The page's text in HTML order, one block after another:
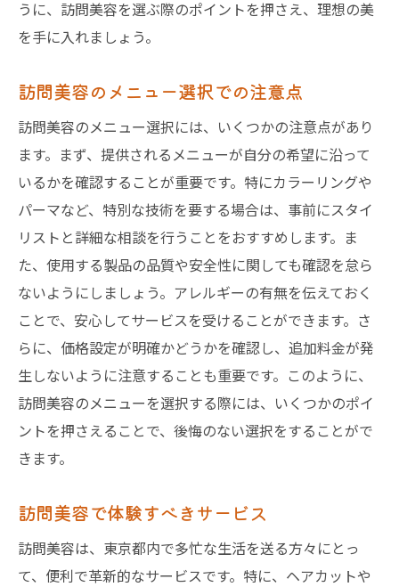
うに、訪問美容を選ぶ際のポイントを押さえ、理想の美
を手に入れましょう。
訪問美容のメニュー選択での注意点
訪問美容のメニュー選択には、いくつかの注意点があり
ます。まず、提供されるメニューが自分の希望に沿って
いるかを確認することが重要です。特にカラーリングや
パーマなど、特別な技術を要する場合は、事前にスタイ
リストと詳細な相談を行うことをおすすめします。ま
た、使用する製品の品質や安全性に関しても確認を怠ら
ないようにしましょう。アレルギーの有無を伝えておく
ことで、安心してサービスを受けることができます。さ
らに、価格設定が明確かどうかを確認し、追加料金が発
生しないように注意することも重要です。このように、
訪問美容のメニューを選択する際には、いくつかのポイ
ントを押さえることで、後悔のない選択をすることがで
きます。
訪問美容で体験すべきサービス
訪問美容は、東京都内で多忙な生活を送る方々にとっ
て、便利で革新的なサービスです。特に、ヘアカットや